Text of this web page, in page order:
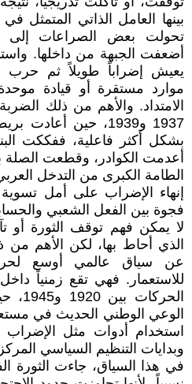
بينها العامل الذاتي المتمثل
تحولت بعض الصراعات إلى
أضعفت الجبهة من داخلها.
يعيش إضراباً طويلاً ثم حرب
موارد مستقرة أو قيادة
الامتداد. والأهم من ذلك
1937 و1939، حين
بشكل أكثر فاعلية، ففككت
أعدمت الكوادر، وقطعت الصلة
الطامة الكبرى من التدخل
إنهاء الإضراب على أمل
فجوة بين الفعل الشعبي
لا يمكن فهم توقف الثورة أو
الذي أحاط بها، لكن الأهم من
عن سياق عالمي أوسع
للاستعمار. فهي تقع زمنياً
الوعي الوطني الحديث في
استخدام أدوات مثل الإضراب
وبدايات التنظيم السياسي
في هذا السياق، جاءت الثورة